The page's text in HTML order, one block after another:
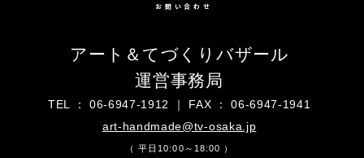
お問い合わせ
アート＆てづくりバザール
運営事務局
TEL ： 06-6947-1912 ｜ FAX ： 06-6947-1941
art-handmade@tv-osaka.jp
（ 平日10:00～18:00 ）